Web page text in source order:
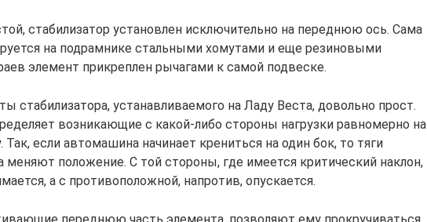
стабилизатор установлен исключительно на переднюю ось. Сама
на подрамнике стальными хомутами и еще резиновыми
элемент прикреплен рычагами к самой подвеске.
стабилизатора, устанавливаемого на Ладу Веста, довольно прост.
возникающие с какой-либо стороны нагрузки равномерно на
если автомашина начинает крениться на один бок, то тяги
меняют положение. С той стороны, где имеется критический наклон,
а с противоположной, напротив, опускается.